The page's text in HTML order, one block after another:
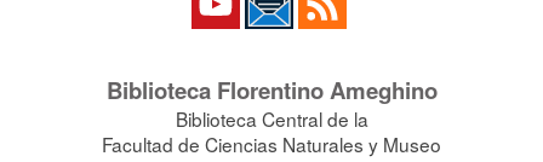
Biblioteca Florentino Ameghino
Biblioteca Central de la
Facultad de Ciencias Naturales y Museo